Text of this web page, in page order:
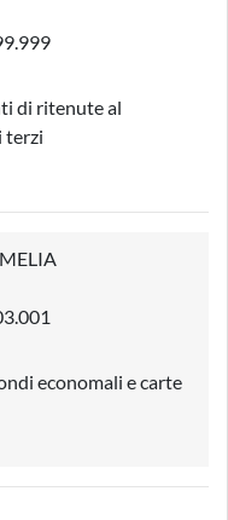
di ritenute al
terzi
economali e carte